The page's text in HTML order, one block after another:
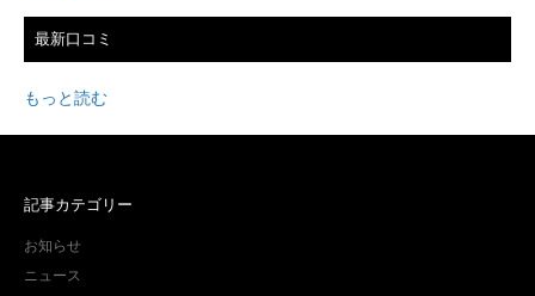
最新口コミ
もっと読む
記事カテゴリー
お知らせ
ニュース